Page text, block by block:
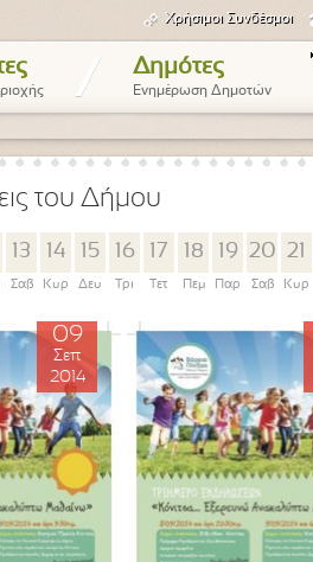
Χρήσιμοι Συνδέσμοι
/ Δημότες
Ενημέρωση Δημοτών
του Δήμου
13
Σαβ
14
Κυρ
15
Δευ
16
Τρι
17
Τετ
18
Πεμ
19
Παρ
20
Σαβ
21
Κυρ
09
Σεπ
2014